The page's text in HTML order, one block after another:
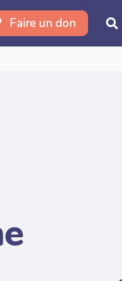
Faire un don